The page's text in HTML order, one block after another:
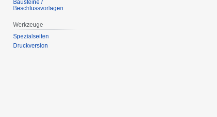
Bausteine /
Beschlussvorlagen
Werkzeuge
Spezialseiten
Druckversion